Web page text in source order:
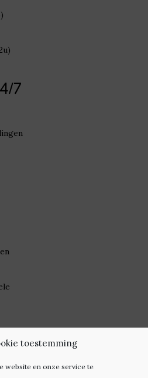
toestemming
website en onze service te
7